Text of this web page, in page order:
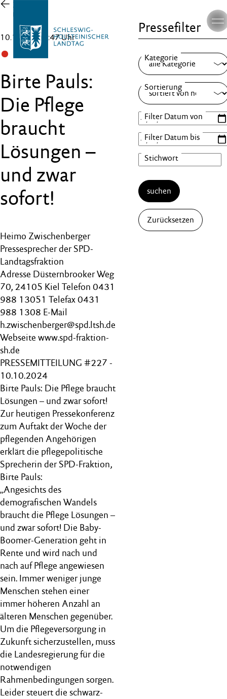
Zur
Übersicht
10.10.24 , 13:47 Uhr
Birte Pauls:
Die Pflege
braucht
Lösungen –
und zwar
sofort!
Heimo Zwischenberger
Pressesprecher der SPD-
Landtagsfraktion
Adresse Düsternbrooker Weg
70, 24105 Kiel Telefon 0431
988 13051 Telefax 0431
988 1308 E-Mail
h.zwischenberger@spd.ltsh.de
Webseite www.spd-fraktion-
sh.de
PRESSEMITTEILUNG #227 -
10.10.2024
Birte Pauls: Die Pflege braucht
Lösungen – und zwar sofort!
Zur heutigen Pressekonferenz
zum Auftakt der Woche der
pflegenden Angehörigen
erklärt die pflegepolitische
Sprecherin der SPD-Fraktion,
Birte Pauls:
„Angesichts des
demografischen Wandels
braucht die Pflege Lösungen –
und zwar sofort! Die Baby-
Boomer-Generation geht in
Rente und wird nach und
nach auf Pflege angewiesen
sein. Immer weniger junge
Menschen stehen einer
immer höheren Anzahl an
älteren Menschen gegenüber.
Um die Pflegeversorgung in
Zukunft sicherzustellen, muss
die Landesregierung für die
notwendigen
Rahmenbedingungen sorgen.
Leider steuert die schwarz-
Pressefilter
suchen
Zurücksetzen